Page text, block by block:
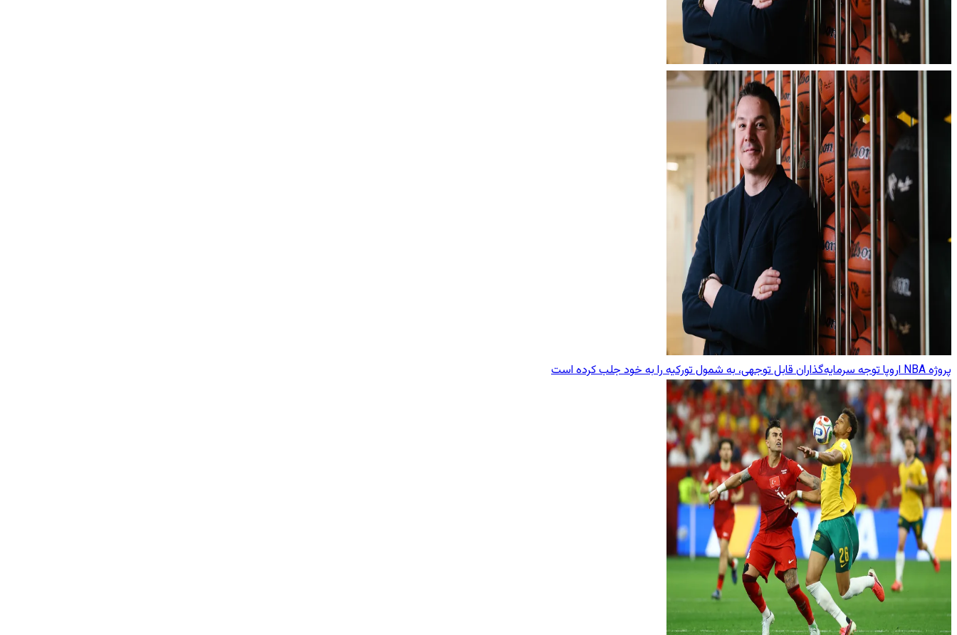
پروژه NBA اروپا توجه سرمایه‌گذاران قابل توجهی، به شمول تورکیه را به خود جلب کرده است